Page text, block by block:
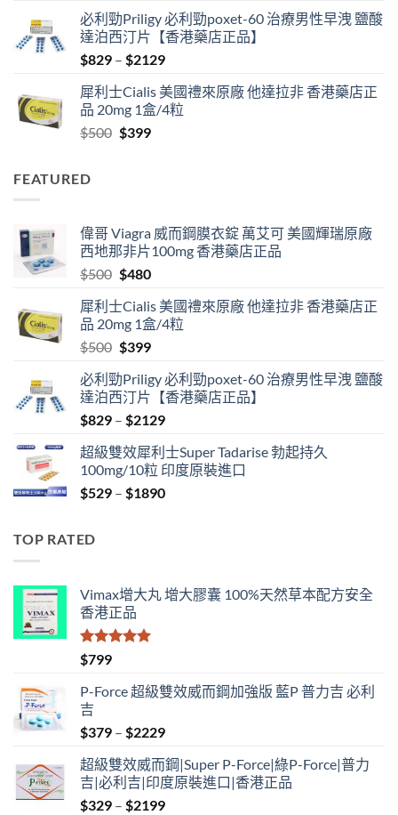
was:
$500.
is:
$480.
必利勁Priligy 必利勁poxet-60 治療男性早洩 鹽酸
達泊西汀片【香港藥店正品】
$829 – $2129Price
$829
through
犀利士Cialis 美國禮來原廠 他達拉非 香港藥店正
品 20mg 1盒/4粒
$500 Original
$399Current
FEATURED
偉哥 Viagra 威而鋼膜衣錠 萬艾可 美國輝瑞原廠
西地那非片100mg 香港藥店正品
$500 Original
was:
$500.
$480Current
is:
$480.
犀利士Cialis 美國禮來原廠 他達拉非 香港藥店正
品 20mg 1盒/4粒
$500 Original
was:
$500.
$399Current
is:
$399.
必利勁Priligy 必利勁poxet-60 治療男性早洩 鹽酸
達泊西汀片【香港藥店正品】
$829 – $2129Price
$829
through
$2129
超級雙效犀利士Super Tadarise 勃起持久
100mg/10粒 印度原裝進口
$529 – $1890Price
TOP RATED
Vimax增大丸 增大膠囊 100%天然草本配方安全
香港正品
評分
滿分 5
$799
P-Force 超級雙效威而鋼加強版 藍P 普力吉 必利
吉
$379 – $2229Price
$379
through
$2229
超級雙效威而鋼|Super P-Force|綠P-Force|普力
吉|必利吉|印度原裝進口|香港正品
$329 – $2199Price